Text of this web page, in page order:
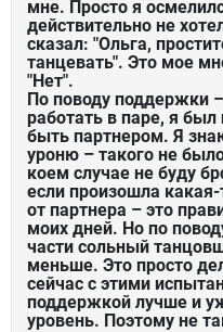
мне. Просто я
действительно не
сказал: "Ольга,
танцевать". Это мое
"Нет".
По поводу поддержки
работать в паре, я был
быть партнером. Я
уроню – такого не
коем случае не буду
если произошла
от партнера – это
моих дней. Но по
части сольный
меньше. Это просто
сейчас с этими
поддержкой лучше и
уровень. Поэтому не